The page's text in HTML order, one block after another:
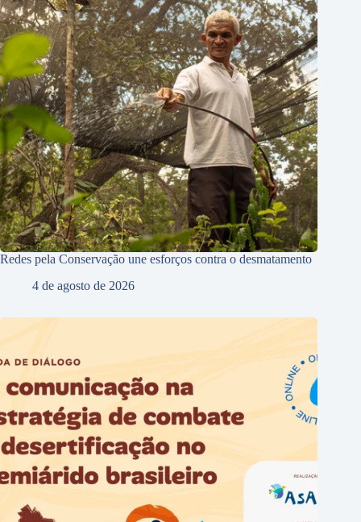
Redes pela Conservação une esforços contra o desmatamento
4 de agosto de 2026